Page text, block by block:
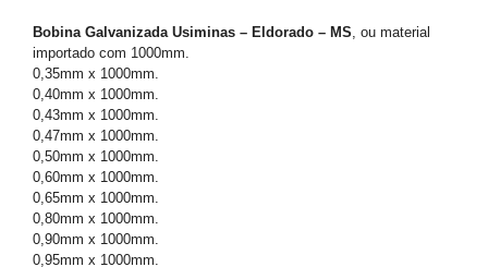
Bobina Galvanizada Usiminas – Eldorado – MS , ou material
importado com 1000mm.
0,35mm x 1000mm.
0,40mm x 1000mm.
0,43mm x 1000mm.
0,47mm x 1000mm.
0,50mm x 1000mm.
0,60mm x 1000mm.
0,65mm x 1000mm.
0,80mm x 1000mm.
0,90mm x 1000mm.
0,95mm x 1000mm.